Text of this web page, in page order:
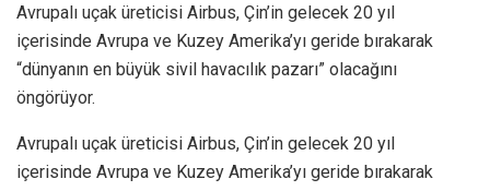
Avrupalı uçak üreticisi Airbus, Çin’in gelecek 20 yıl
içerisinde Avrupa ve Kuzey Amerika’yı geride bırakarak
“dünyanın en büyük sivil havacılık pazarı” olacağını
öngörüyor.
Avrupalı uçak üreticisi Airbus, Çin’in gelecek 20 yıl
içerisinde Avrupa ve Kuzey Amerika’yı geride bırakarak